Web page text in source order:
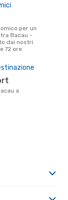
Bacau -
dai nostri
72 ore